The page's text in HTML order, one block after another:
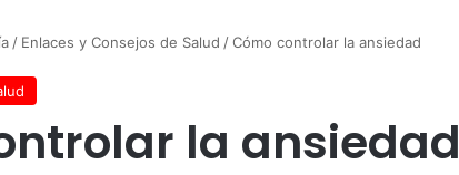
/ Enlaces y Consejos de Salud /Cómo controlar la ansiedad
la ansiedad